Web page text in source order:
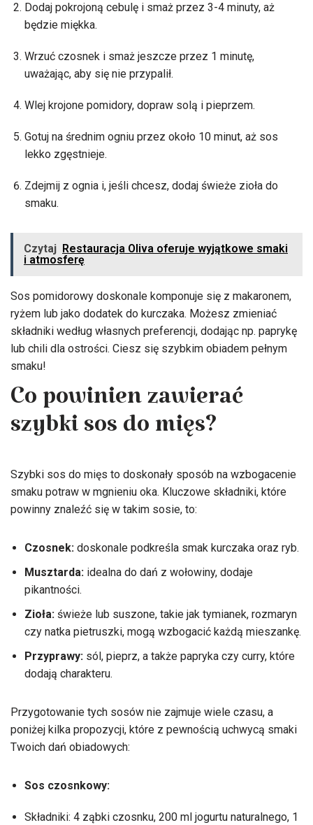
Dodaj pokrojoną cebulę i smaż przez 3-4 minuty, aż
będzie miękka.
Wrzuć czosnek i smaż jeszcze przez 1 minutę,
uważając, aby się nie przypalił.
Wlej krojone pomidory, dopraw solą i pieprzem.
Gotuj na średnim ogniu przez około 10 minut, aż sos
lekko zgęstnieje.
Zdejmij z ognia i, jeśli chcesz, dodaj świeże zioła do
smaku.
Czytaj Restauracja Oliva oferuje wyjątkowe smaki
i atmosferę
Sos pomidorowy doskonale komponuje się z makaronem,
ryżem lub jako dodatek do kurczaka. Możesz zmieniać
składniki według własnych preferencji, dodając np. paprykę
lub chili dla ostrości. Ciesz się szybkim obiadem pełnym
smaku!
Co powinien zawierać
szybki sos do mięs?
Szybki sos do mięs to doskonały sposób na wzbogacenie
smaku potraw w mgnieniu oka. Kluczowe składniki, które
powinny znaleźć się w takim sosie, to:
Czosnek: doskonale podkreśla smak kurczaka oraz ryb.
Musztarda: idealna do dań z wołowiny, dodaje
pikantności.
Zioła: świeże lub suszone, takie jak tymianek, rozmaryn
czy natka pietruszki, mogą wzbogacić każdą mieszankę.
Przyprawy: sól, pieprz, a także papryka czy curry, które
dodają charakteru.
Przygotowanie tych sosów nie zajmuje wiele czasu, a
poniżej kilka propozycji, które z pewnością uchwycą smaki
Twoich dań obiadowych:
Sos czosnkowy:
Składniki: 4 ząbki czosnku, 200 ml jogurtu naturalnego, 1